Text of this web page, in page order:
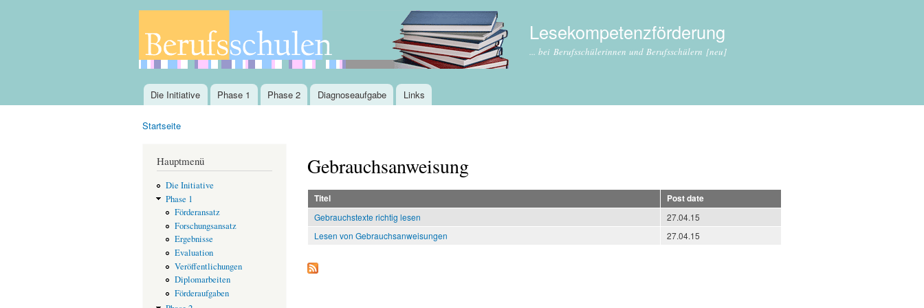
Direkt
zum
Inhalt
Lesekompetenzförderung
... bei Berufsschülerinnen und Berufsschülern [neu]
Hauptmenü
Die Initiative Phase 1 Phase 2 Diagnoseaufgabe Links
Startseite
Hauptmenü
Die Initiative
Phase 1
Förderansatz
Forschungsansatz
Ergebnisse
Evaluation
Veröffentlichungen
Diplomarbeiten
Förderaufgaben
Gebrauchsanweisung
Titel
Post date
Gebrauchstexte richtig lesen
27.04.15
Lesen von Gebrauchsanweisungen
27.04.15